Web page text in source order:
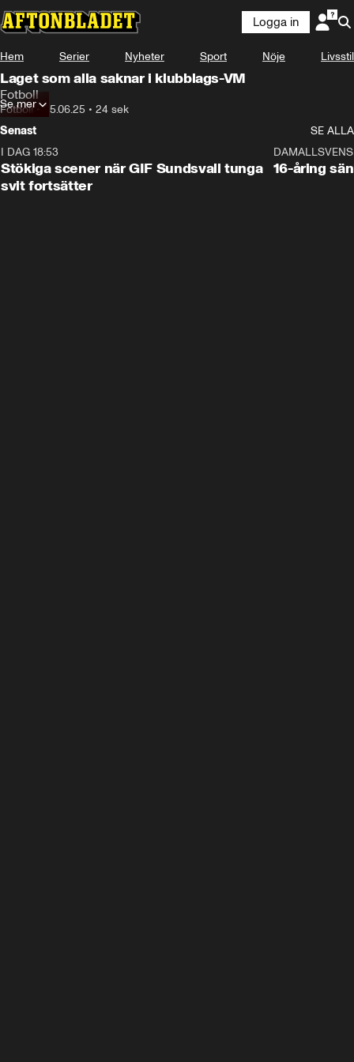
Logga in
Hem Serier Nyheter Sport Nöje Livsstil
Laget som alla saknar i klubblags-VM
Fotboll
Fotboll•25.06.25 • 24 sek
Se mer
Senast
SE ALLA
I DAG 18:53
Stökiga scener när GIF Sundsvall tunga
svit fortsätter
16-åring